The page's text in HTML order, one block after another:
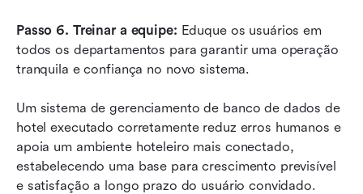
Passo 6. Treinar a equipe: Eduque os usuários em
todos os departamentos para garantir uma operação
tranquila e confiança no novo sistema.
Um sistema de gerenciamento de banco de dados de
hotel executado corretamente reduz erros humanos e
apoia um ambiente hoteleiro mais conectado,
estabelecendo uma base para crescimento previsível
e satisfação a longo prazo do usuário convidado.